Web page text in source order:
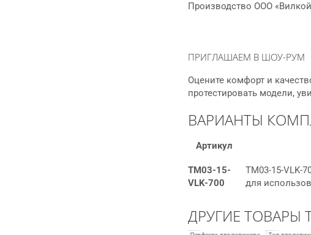
Производство ООО
ПРИГЛАШАЕМ В ШОУ-РУМ
Оцените комфорт и
протестировать модели,
ВАРИАНТЫ
Артикул
ТМ03-15-
VLK-700
ТМ03-15-VLK-
для
ДРУГИЕ ТОВАРЫ